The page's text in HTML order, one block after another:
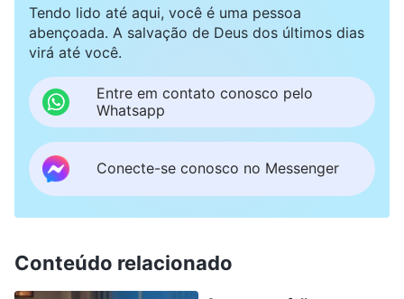
maneira não traria nenhum resultado, mas eu
tinha medo de causar uma má impressão nelas,
por isso encontrei uma desculpa para contornar
a questão.
Em fevereiro, fui ao grupo delas para discutir o
trabalho. Para evitar me distanciar delas, disse a
cuidado com as palavras, para não falar de
Tendo lido até aqui, você é uma pessoa
abençoada. A salvação de Deus dos últimos dias
virá até você.
Entre em contato conosco pelo
Whatsapp
Conecte-se conosco no Messenger
Conteúdo relacionado